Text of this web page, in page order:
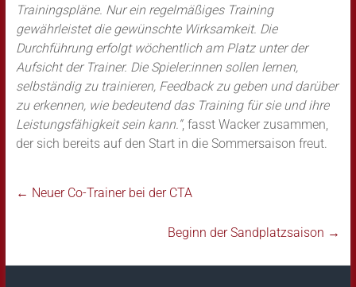
Trainingspläne. Nur ein regelmäßiges Training
gewährleistet die gewünschte Wirksamkeit. Die
Durchführung erfolgt wöchentlich am Platz unter der
Aufsicht der Trainer. Die Spieler:innen sollen lernen,
selbständig zu trainieren, Feedback zu geben und darüber
zu erkennen, wie bedeutend das Training für sie und ihre
Leistungsfähigkeit sein kann.“, fasst Wacker zusammen,
der sich bereits auf den Start in die Sommersaison freut.
← Neuer Co-Trainer bei der CTA
Beginn der Sandplatzsaison →